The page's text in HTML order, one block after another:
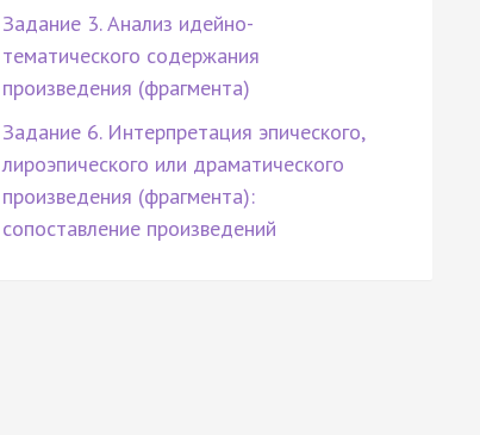
Задание 3. Анализ идейно-
тематического содержания
произведения (фрагмента)
Задание 6. Интерпретация эпического,
лироэпического или драматического
произведения (фрагмента):
сопоставление произведений